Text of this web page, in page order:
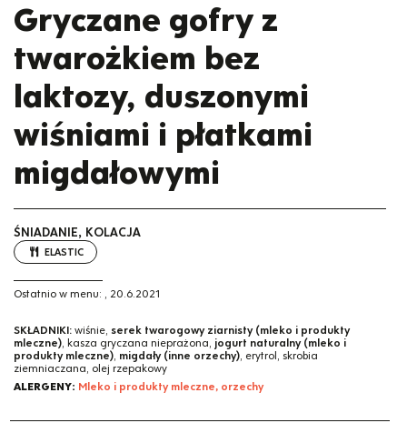
Gryczane gofry z
twarożkiem bez
laktozy, duszonymi
wiśniami i płatkami
migdałowymi
ŚNIADANIE, KOLACJA
ELASTIC
Ostatnio w menu: , 20.6.2021
SKŁADNIKI: wiśnie, serek twarogowy ziarnisty (mleko i produkty
mleczne), kasza gryczana nieprażona, jogurt naturalny (mleko i
produkty mleczne), migdały (inne orzechy), erytrol, skrobia
ziemniaczana, olej rzepakowy
ALERGENY: Mleko i produkty mleczne, orzechy